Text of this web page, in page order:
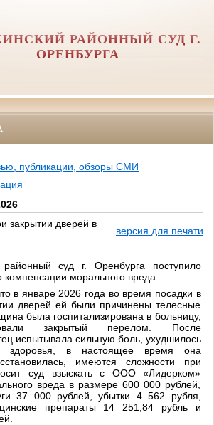
РАЙОННЫЙ СУД Г.
ОРЕНБУРГА
публикации, обзоры СМИ
закрытии дверей в
версия для печати
суд г. Оренбурга поступило
компенсации морального вреда.
в январе 2026 года во время посадки в
дверей ей были причинены телесные
была госпитализирована в больницу,
закрытый перелом. После
испытывала сильную боль, ухудшилось
здоровья, в настоящее время она
имеются сложности при
суд взыскать с ООО «Лидерком»
вреда в размере 600 000 рублей,
37 000 рублей, убытки 4 562 рубля,
препараты 14 251,84 рубль и